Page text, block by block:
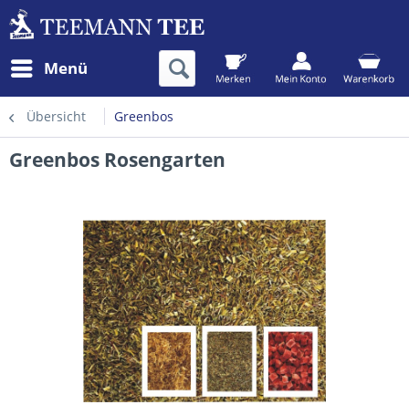
Menü
Übersicht Greenbos
Greenbos Rosengarten